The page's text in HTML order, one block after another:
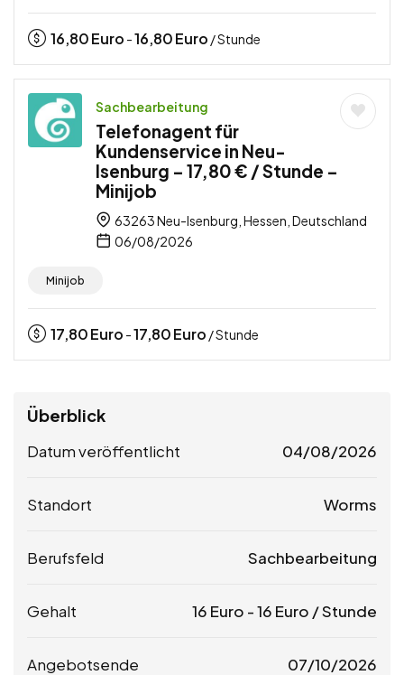
16,80Euro -16,80Euro / Stunde
Sachbearbeitung
Telefonagent für
Kundenservice in Neu-
Isenburg – 17,80 € / Stunde –
Minijob
63263 Neu-Isenburg, Hessen, Deutschland
06/08/2026
Minijob
17,80Euro -17,80Euro / Stunde
Überblick
Datum veröffentlicht 04/08/2026
Standort Worms
Berufsfeld Sachbearbeitung
Gehalt 16 Euro -16 Euro / Stunde
Angebotsende 07/10/2026